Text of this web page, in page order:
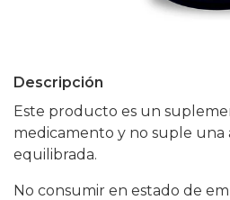
Descripción
Este producto es un
medicamento y no suple una
equilibrada.
No consumir en estado de